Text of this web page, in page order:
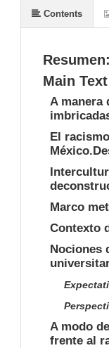
Resumen:
Main Text
A manera
El
Marco
Contexto
Nociones
A modo
frente al
Contents